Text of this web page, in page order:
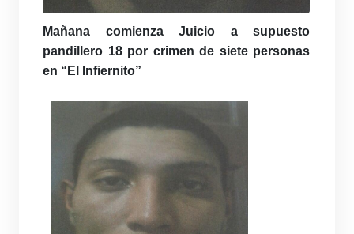
Mañana comienza Juicio a supuesto
pandillero 18 por crimen de siete personas
en “El Infiernito”